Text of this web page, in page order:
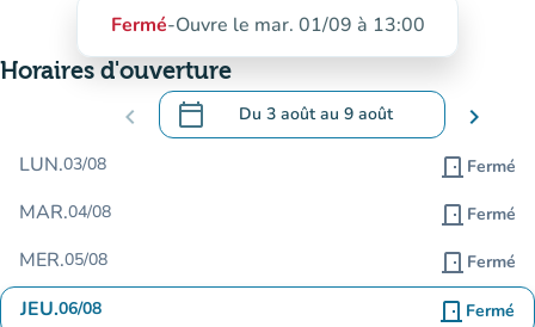
Fermé-Ouvre le mar. 01/09 à 13:00
Horaires d'ouverture
chevron_left calendar_today Du 3 aoûtau 9 août
.Ouvrir le calendrier pour changer de
chevron_right
LUN.03/08 door_front Fermé
MAR.04/08 door_front Fermé
MER.05/08 door_front Fermé
JEU.06/08 door_front Fermé